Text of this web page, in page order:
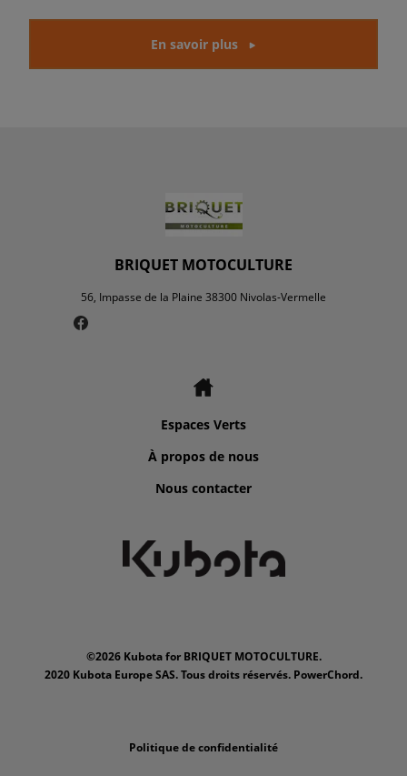
En savoir plus
BRIQUET MOTOCULTURE
56, Impasse de la Plaine 38300 Nivolas-Vermelle
Espaces Verts
À propos de nous
Nous contacter
©2026 Kubota for BRIQUET MOTOCULTURE.
2020 Kubota Europe SAS. Tous droits réservés. PowerChord.
Politique de confidentialité